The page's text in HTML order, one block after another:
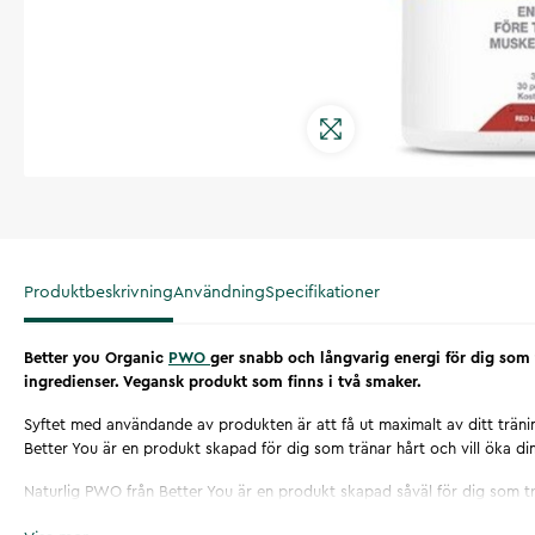
ProduktbeskrivningAnvändningSpecifikationer
Better you Organic PWO ger snabb och långvarig energi för dig
ingredienser. Vegansk produkt som finns i två smaker.
Syftet med användande av produkten är att få ut maximalt av ditt
Better You är en produkt skapad för dig som tränar hårt och vill öka
Naturlig PWO från Better You är en produkt skapad såväl för dig som